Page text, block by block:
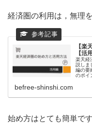
経済圏の利用は，無理
【楽
【活
楽天経
説しま
編の要
のポイ
befree-shinshi.com
始め方はとても簡単で